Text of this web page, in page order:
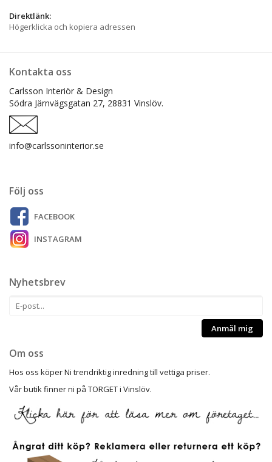
Direktlänk:
Högerklicka och kopiera adressen
Kontakta oss
Carlsson Interiör & Design
Södra Järnvägsgatan 27, 28831 Vinslöv.
info@carlssoninterior.se
Följ oss
FACEBOOK
INSTAGRAM
Nyhetsbrev
Anmäl mig
Om oss
Hos oss köper Ni trendriktig inredning till vettiga priser.
Vår butik finner ni på TORGET i Vinslöv.